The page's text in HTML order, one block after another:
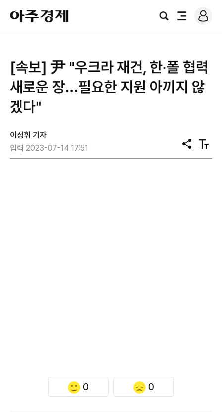
아
주
경
검
전
로
그
[속보] 尹 "우크라 재건, 한‧폴 협력
새로운 장...필요한 지원 아끼지 않
겠다"
이성휘 기자
입력 2023-07-14 17:51
공
유
텍
스
0 0